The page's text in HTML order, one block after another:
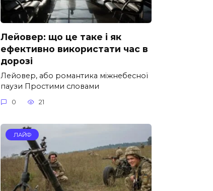
Лейовер: що це таке і як
ефективно використати час в
дорозі
Лейовер, або романтика міжнебесної
паузи Простими словами
0 21
ЛАЙФ